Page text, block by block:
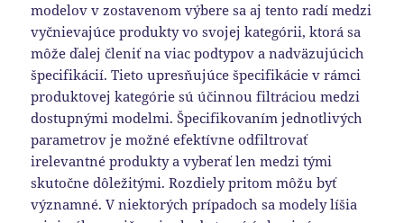
modelov v zostavenom výbere sa aj tento radí medzi
vyčnievajúce produkty vo svojej kategórii, ktorá sa
môže ďalej členiť na viac podtypov a nadväzujúcich
špecifikácií. Tieto upresňujúce špecifikácie v rámci
produktovej kategórie sú účinnou filtráciou medzi
dostupnými modelmi. Špecifikovaním jednotlivých
parametrov je možné efektívne odfiltrovať
irelevantné produkty a vyberať len medzi tými
skutočne dôležitými. Rozdiely pritom môžu byť
významné. V niektorých prípadoch sa modely líšia